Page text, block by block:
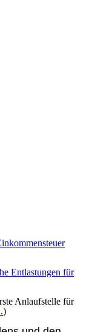
Entlastungen für
Anlaufstelle für
)